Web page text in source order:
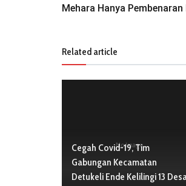
Mehara Hanya Pembenaran
Related article
No Image
Cegah Covid-19, Tim
Gabungan Kecamatan
Detukeli Ende Kelilingi 13